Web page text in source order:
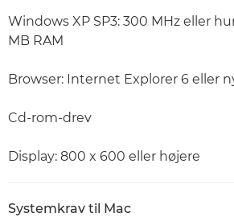
Windows XP SP3: 300 MHz eller
MB RAM
Browser: Internet Explorer 6 eller
Cd-rom-drev
Display: 800 x 600 eller højere
Systemkrav til Mac